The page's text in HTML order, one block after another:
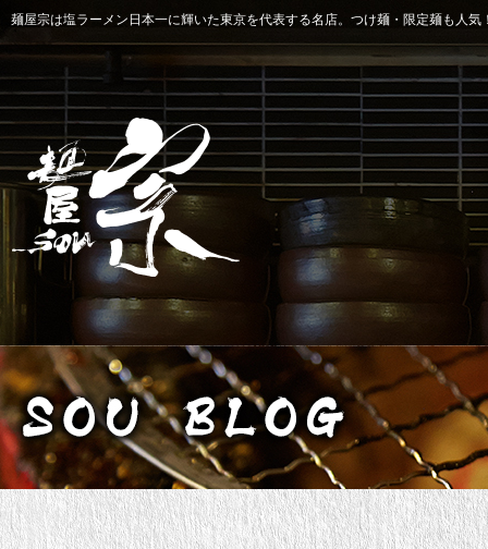
麺屋宗は塩ラーメン日本一に輝いた東京を代表する名店。つけ麺・限定麺も人